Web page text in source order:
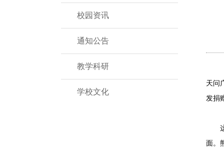
校园资讯
通知公告
教学科研
学校文化
天问
发捐
这
面。